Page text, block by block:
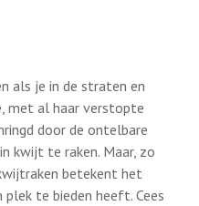
als je in de straten en
met al haar verstopte
door de ontelbare
kwijt te raken. Maar, zo
betekent het
te bieden heeft. Cees